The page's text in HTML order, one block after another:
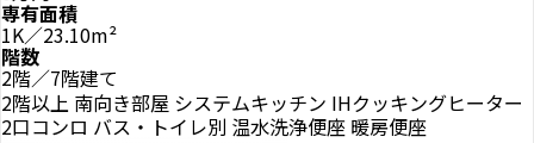
専有面積
1K／23.10m²
階数
2階／7階建て
2階以上 南向き部屋 システムキッチン IHクッキングヒーター
2口コンロ バス・トイレ別 温水洗浄便座 暖房便座